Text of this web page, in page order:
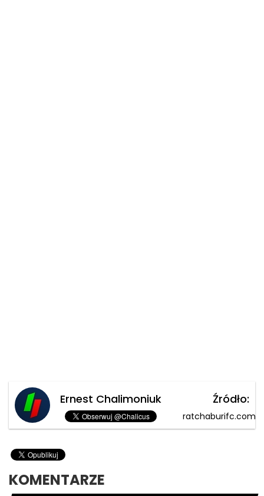
Ernest Chalimoniuk Źródło:
ratchaburifc.com
KOMENTARZE